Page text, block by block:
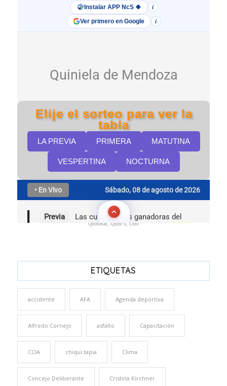
Quinielas, Quini 6, Loto
ETIQUETAS
accidente AFA Agenda deportiva
Alfredo Cornejo asfalto Capacitación
CCIA chiqui tapia Clima
Concejo Deliberante Cristina Kirchner